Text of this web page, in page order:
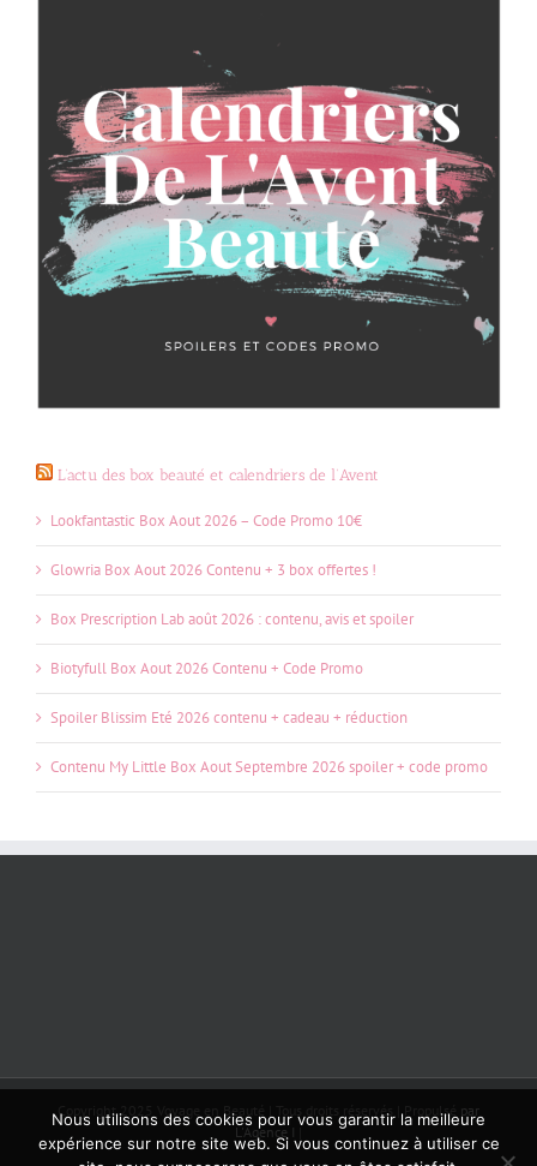
L’actu des box beauté et calendriers de l’Avent
Lookfantastic Box Aout 2026 – Code Promo 10€
Glowria Box Aout 2026 Contenu + 3 box offertes !
Box Prescription Lab août 2026 : contenu, avis et spoiler
Biotyfull Box Aout 2026 Contenu + Code Promo
Spoiler Blissim Eté 2026 contenu + cadeau + réduction
Contenu My Little Box Aout Septembre 2026 spoiler + code promo
Copyright 2025 Voyage en Beauté | Tous droits réservés | Propulsé
par
L'Agence I
Nous utilisons des cookies pour vous garantir la meilleure
expérience sur notre site web. Si vous continuez à utiliser ce